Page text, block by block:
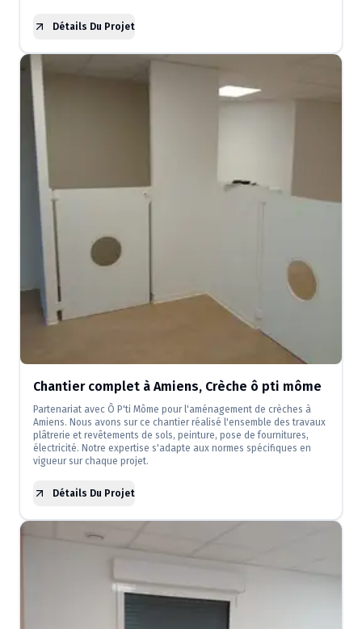
Détails Du Projet
Chantier complet à Amiens, Crèche ô pti môme
Partenariat avec Ô P'ti Môme pour l'aménagement de crèches à
Amiens. Nous avons sur ce chantier réalisé l'ensemble des travaux
plâtrerie et revêtements de sols, peinture, pose de fournitures,
électricité. Notre expertise s'adapte aux normes spécifiques en
vigueur sur chaque projet.
Détails Du Projet